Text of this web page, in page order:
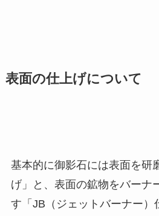
表面の仕上げについて
基本的に御影石には表面を研
げ」と、表面の鉱物をバーナ
す「JB（ジェットバーナー）